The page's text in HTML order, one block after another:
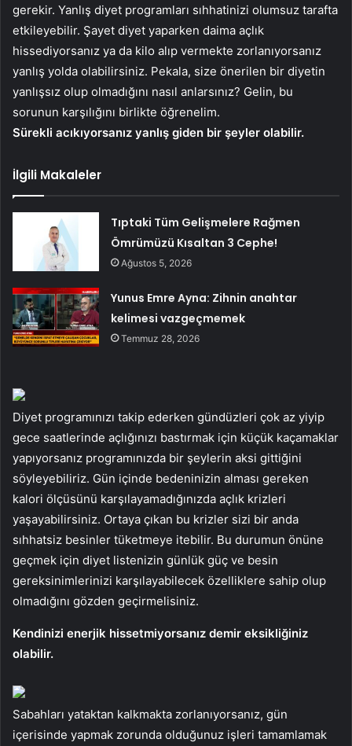
gerekir. Yanlış diyet programları sıhhatinizi olumsuz tarafta
etkileyebilir. Şayet diyet yaparken daima açlık
hissediyorsanız ya da kilo alıp vermekte zorlanıyorsanız
yanlış yolda olabilirsiniz. Pekala, size önerilen bir diyetin
yanlışsız olup olmadığını nasıl anlarsınız? Gelin, bu
sorunun karşılığını birlikte öğrenelim.
Sürekli acıkıyorsanız yanlış giden bir şeyler olabilir.
İlgili Makaleler
Tıptaki Tüm Gelişmelere Rağmen
Ömrümüzü Kısaltan 3 Cephe!
Ağustos 5, 2026
Yunus Emre Ayna: Zihnin anahtar
kelimesi vazgeçmemek
Temmuz 28, 2026
Diyet programınızı takip ederken gündüzleri çok az yiyip
gece saatlerinde açlığınızı bastırmak için küçük kaçamaklar
yapıyorsanız programınızda bir şeylerin aksi gittiğini
söyleyebiliriz. Gün içinde bedeninizin alması gereken
kalori ölçüsünü karşılayamadığınızda açlık krizleri
yaşayabilirsiniz. Ortaya çıkan bu krizler sizi bir anda
sıhhatsiz besinler tüketmeye itebilir. Bu durumun önüne
geçmek için diyet listenizin günlük güç ve besin
gereksinimlerinizi karşılayabilecek özelliklere sahip olup
olmadığını gözden geçirmelisiniz.
Kendinizi enerjik hissetmiyorsanız demir eksikliğiniz
olabilir.
Sabahları yataktan kalkmakta zorlanıyorsanız, gün
içerisinde yapmak zorunda olduğunuz işleri tamamlamak